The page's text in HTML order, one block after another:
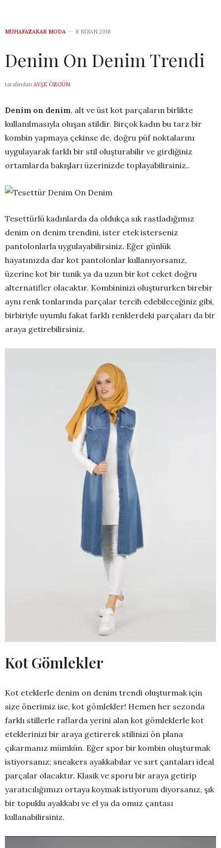
MUHAFAZAKAR MODA 8 NISAN 2018
Denim On Denim Trendi
tarafından AYŞE ÖZGÜN
Denim on denim, alt ve üst kot parçaların birlikte
kullanılmasıyla oluşan stildir. Birçok kadın bu tarz bir
kombin yapmaya çekinse de, doğru püf noktalarını
uygulayarak farklı bir stil oluşturabilir ve girdiğiniz
ortamlarda bakışları üzerinizde toplayabilirsiniz..
Tesettürlü kadınlarda da oldukça sık rastladığımız
denim on denim trendini, ister etek isterseniz
pantolonlarla uygulayabilirsiniz. Eğer günlük
hayatınızda dar kot pantolonlar kullanıyorsanız,
üzerine kot bir tunik ya da uzun bir kot ceket doğru
alternatifler olacaktır. Kombininizi oluştururken birebir
aynı renk tonlarında parçalar tercih edebileceğiniz gibi,
birbiriyle uyumlu fakat farklı renklerdeki parçaları da bir
araya getirebilirsiniz.
Kot Gömlekler
Kot eteklerle denim on denim trendi oluşturmak için
size önerimiz ise, kot gömlekler! Hemen her sezonda
farklı stillerle raflarda yerini alan kot gömleklerle kot
eteklerinizi bir araya getirerek stilinizi ön plana
çıkarmanız mümkün. Eğer spor bir kombin oluşturmak
istiyorsanız; sneakers ayakkabılar ve sırt çantaları ideal
parçalar olacaktır. Klasik ve sporu bir araya getirip
yaratıcılığımızı ortaya koymak istiyorum diyorsanız, şık
bir topuklu ayakkabı ve el ya da omuz çantası
kullanabilirsiniz.